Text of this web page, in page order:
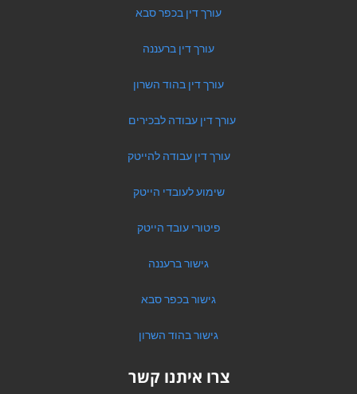
עורך דין בכפר סבא
עורך דין ברעננה
עורך דין בהוד השרון
עורך דין עבודה לבכירים
עורך דין עבודה להייטק
שימוע לעובדי הייטק
פיטורי עובד הייטק
גישור ברעננה
גישור בכפר סבא
גישור בהוד השרון
צרו איתנו קשר